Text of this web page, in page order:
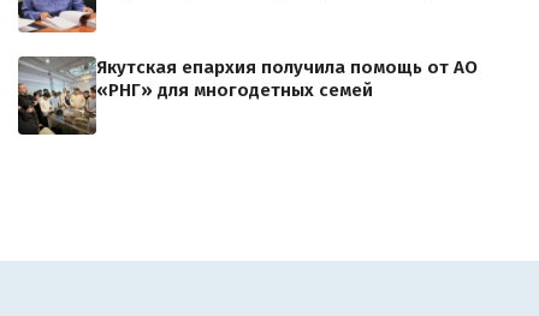
Якутская епархия получила помощь от АО
«РНГ» для многодетных семей